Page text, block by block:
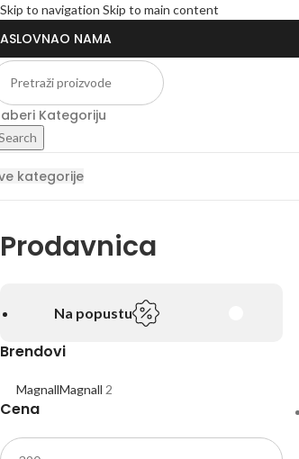
Skip to navigation Skip to main content
O NAMA
Kategoriju
kategorije
Prodavnica
Na popustu
Brendovi
MagnallMagnall 2
Cena
Akcija
Akcija